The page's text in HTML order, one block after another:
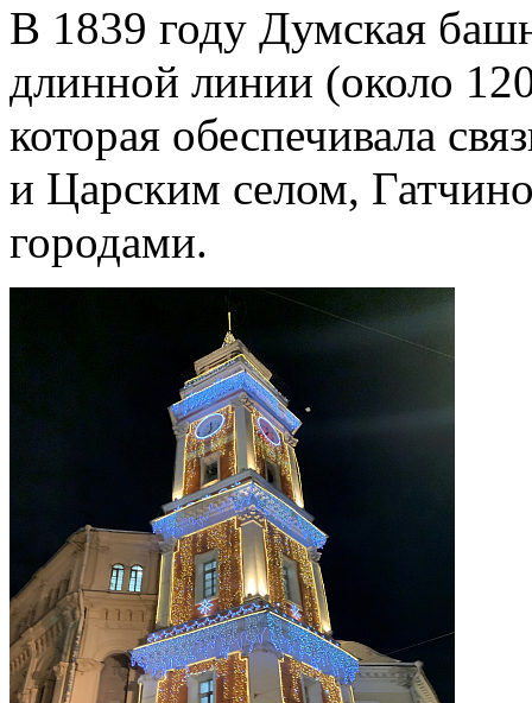
В 1839 году Думская
длинной линии (около
которая обеспечивала
и Царским селом,
городами.